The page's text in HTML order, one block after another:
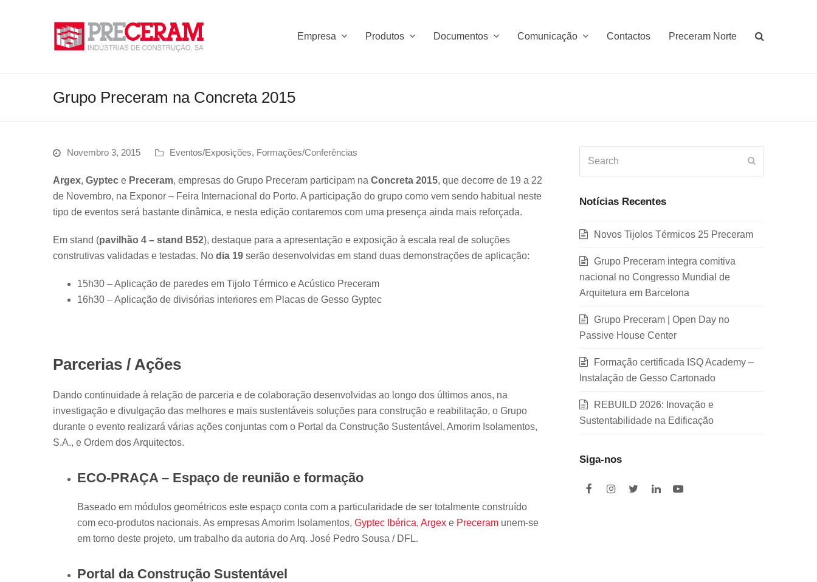
Empresa Produtos Documentos Comunicação Contactos Preceram Norte
Grupo Preceram na Concreta 2015
Novembro 3, 2015 Eventos/Exposições, Formações/Conferências
Argex, Gyptec e Preceram, empresas do Grupo Preceram participam na Concreta 2015, que decorre de 19 a 22
de Novembro, na Exponor – Feira Internacional do Porto. A participação do grupo como vem sendo habitual neste
tipo de eventos será bastante dinâmica, e nesta edição contaremos com uma presença ainda mais reforçada.
Em stand (pavilhão 4 – stand B52), destaque para a apresentação e exposição à escala real de soluções
construtivas validadas e testadas. No dia 19 serão desenvolvidas em stand duas demonstrações de aplicação:
15h30 – Aplicação de paredes em Tijolo Térmico e Acústico Preceram
16h30 – Aplicação de divisórias interiores em Placas de Gesso Gyptec
Parcerias / Ações
Dando continuidade à relação de parceria e de colaboração desenvolvidas ao longo dos últimos anos, na
investigação e divulgação das melhores e mais sustentáveis soluções para construção e reabilitação, o Grupo
durante o evento realizará várias ações conjuntas com o Portal da Construção Sustentável, Amorim Isolamentos,
S.A., e Ordem dos Arquitectos.
ECO-PRAÇA – Espaço de reunião e formação
Baseado em módulos geométricos este espaço conta com a particularidade de ser totalmente construído
com eco-produtos nacionais. As empresas Amorim Isolamentos, Gyptec Ibérica, Argex e Preceram unem-se
em torno deste projeto, um trabalho da autoria do Arq. José Pedro Sousa / DFL.
Portal da Construção Sustentável
Notícias Recentes
Novos Tijolos Térmicos 25 Preceram
Grupo Preceram integra comitiva
nacional no Congresso Mundial de
Arquitetura em Barcelona
Grupo Preceram | Open Day no
Passive House Center
Formação certificada ISQ Academy –
Instalação de Gesso Cartonado
REBUILD 2026: Inovação e
Sustentabilidade na Edificação
Siga-nos
F
I
T
L
Y